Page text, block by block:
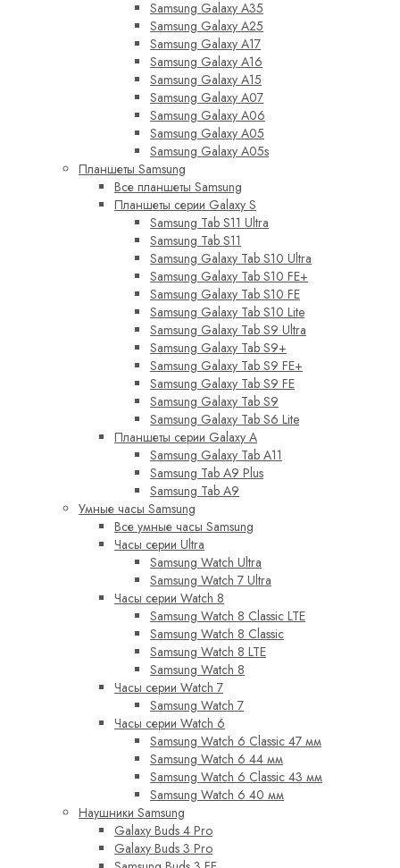
Samsung Galaxy A35
Samsung Galaxy A25
Samsung Galaxy A17
Samsung Galaxy A16
Samsung Galaxy A15
Samsung Galaxy A07
Samsung Galaxy A06
Samsung Galaxy A05
Samsung Galaxy A05s
Планшеты Samsung
Все планшеты Samsung
Планшеты серии Galaxy S
Samsung Tab S11 Ultra
Samsung Tab S11
Samsung Galaxy Tab S10 Ultra
Samsung Galaxy Tab S10 FE+
Samsung Galaxy Tab S10 FE
Samsung Galaxy Tab S10 Lite
Samsung Galaxy Tab S9 Ultra
Samsung Galaxy Tab S9+
Samsung Galaxy Tab S9 FE+
Samsung Galaxy Tab S9 FE
Samsung Galaxy Tab S9
Samsung Galaxy Tab S6 Lite
Планшеты серии Galaxy A
Samsung Galaxy Tab A11
Samsung Tab A9 Plus
Samsung Tab A9
Умные часы Samsung
Все умные часы Samsung
Часы серии Ultra
Samsung Watch Ultra
Samsung Watch 7 Ultra
Часы серии Watch 8
Samsung Watch 8 Classic LTE
Samsung Watch 8 Classic
Samsung Watch 8 LTE
Samsung Watch 8
Часы серии Watch 7
Samsung Watch 7
Часы серии Watch 6
Samsung Watch 6 Classic 47 мм
Samsung Watch 6 44 мм
Samsung Watch 6 Classic 43 мм
Samsung Watch 6 40 мм
Наушники Samsung
Galaxy Buds 4 Pro
Galaxy Buds 3 Pro